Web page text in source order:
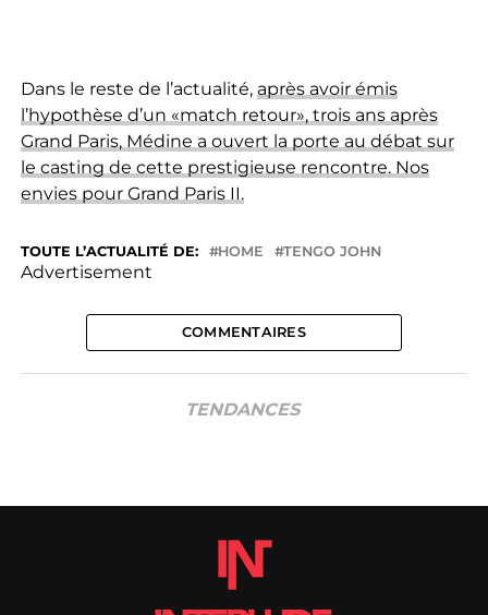
Dans le reste de l’actualité, après avoir émis
l’hypothèse d’un «match retour», trois ans après
Grand Paris, Médine a ouvert la porte au débat sur
le casting de cette prestigieuse rencontre. Nos
envies pour Grand Paris II.
TOUTE L’ACTUALITÉ DE: HOME TENGO JOHN
Advertisement
COMMENTAIRES
TENDANCES